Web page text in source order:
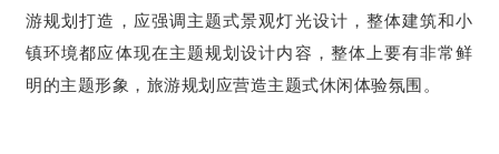
游规划打造，应强调主题式景观灯光设计，整体建筑和小
镇环境都应体现在主题规划设计内容，整体上要有非常鲜
明的主题形象，旅游规划应营造主题式休闲体验氛围。